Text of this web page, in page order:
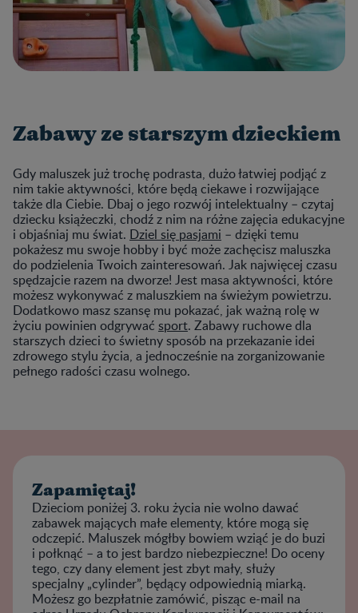
Zabawy ze starszym dzieckiem
Gdy maluszek już trochę podrasta, dużo łatwiej podjąć z
nim takie aktywności, które będą ciekawe i rozwijające
także dla Ciebie. Dbaj o jego rozwój intelektualny – czytaj
dziecku książeczki, chodź z nim na różne zajęcia edukacyjne
i objaśniaj mu świat. Dziel się pasjami – dzięki temu
pokażesz mu swoje hobby i być może zachęcisz maluszka
do podzielenia Twoich zainteresowań. Jak najwięcej czasu
spędzajcie razem na dworze! Jest masa aktywności, które
możesz wykonywać z maluszkiem na świeżym powietrzu.
Dodatkowo masz szansę mu pokazać, jak ważną rolę w
życiu powinien odgrywać sport. Zabawy ruchowe dla
starszych dzieci to świetny sposób na przekazanie idei
zdrowego stylu życia, a jednocześnie na zorganizowanie
pełnego radości czasu wolnego.
Zapamiętaj!
Dzieciom poniżej 3. roku życia nie wolno dawać
zabawek mających małe elementy, które mogą się
odczepić. Maluszek mógłby bowiem wziąć je do buzi
i połknąć – a to jest bardzo niebezpieczne! Do oceny
tego, czy dany element jest zbyt mały, służy
specjalny „cylinder”, będący odpowiednią miarką.
Możesz go bezpłatnie zamówić, pisząc e-mail na